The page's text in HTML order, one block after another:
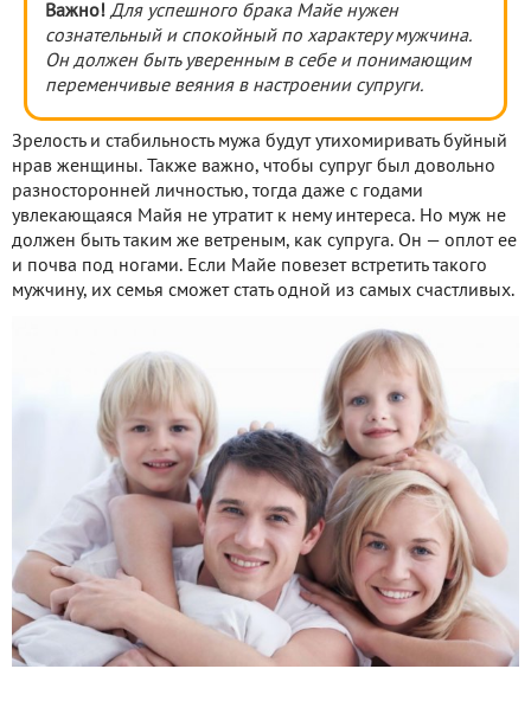
Важно! Для успешного брака Майе нужен
сознательный и спокойный по характеру мужчина.
Он должен быть уверенным в себе и понимающим
переменчивые веяния в настроении супруги.
Зрелость и стабильность мужа будут утихомиривать буйный
нрав женщины. Также важно, чтобы супруг был довольно
разносторонней личностью, тогда даже с годами
увлекающаяся Майя не утратит к нему интереса. Но муж не
должен быть таким же ветреным, как супруга. Он — оплот ее
и почва под ногами. Если Майе повезет встретить такого
мужчину, их семья сможет стать одной из самых счастливых.